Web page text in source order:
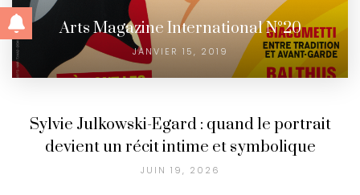
Arts Magazine International N°20
JANVIER 15, 2019
Sylvie Julkowski-Egard : quand le portrait
devient un récit intime et symbolique
JUIN 19, 2026